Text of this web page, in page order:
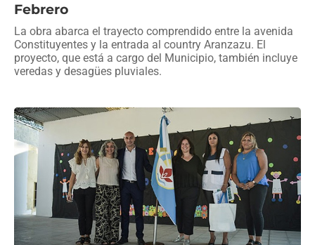
Febrero
La obra abarca el trayecto comprendido entre la avenida
Constituyentes y la entrada al country Aranzazu. El
proyecto, que está a cargo del Municipio, también incluye
veredas y desagües pluviales.